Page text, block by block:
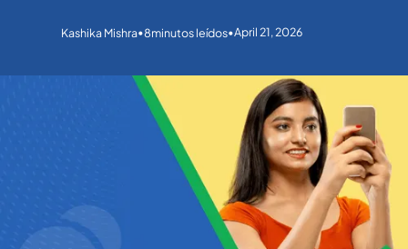
Kashika Mishra•8minutos leídos•April 21, 2026